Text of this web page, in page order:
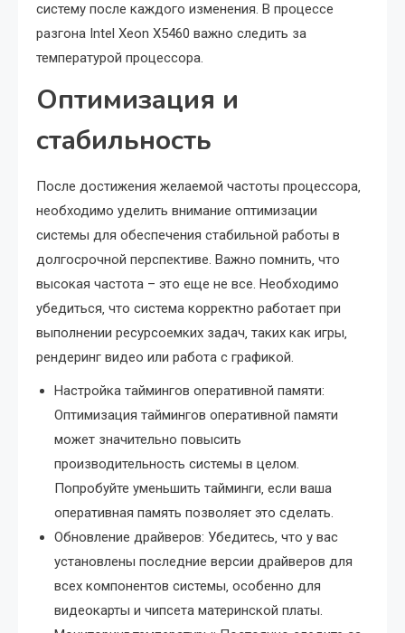
систему после каждого изменения. В процессе
разгона Intel Xeon X5460 важно следить за
температурой процессора.
Оптимизация и
стабильность
После достижения желаемой частоты процессора‚
необходимо уделить внимание оптимизации
системы для обеспечения стабильной работы в
долгосрочной перспективе. Важно помнить‚ что
высокая частота – это еще не все. Необходимо
убедиться‚ что система корректно работает при
выполнении ресурсоемких задач‚ таких как игры‚
рендеринг видео или работа с графикой.
Настройка таймингов оперативной памяти:
Оптимизация таймингов оперативной памяти
может значительно повысить
производительность системы в целом.
Попробуйте уменьшить тайминги‚ если ваша
оперативная память позволяет это сделать.
Обновление драйверов: Убедитесь‚ что у вас
установлены последние версии драйверов для
всех компонентов системы‚ особенно для
видеокарты и чипсета материнской платы.